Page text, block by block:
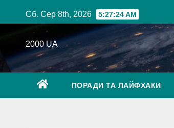
до
Сб. Сер 8th, 2026 5:27:25 AM
2000 UA
ПОРАДИ ТА ЛАЙФХАКИ